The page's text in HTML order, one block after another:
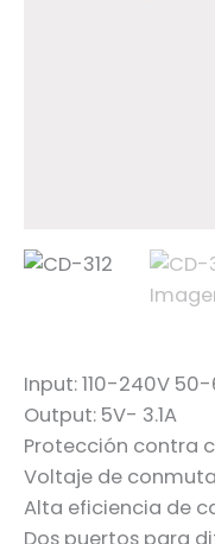
Input: 110-240V 50-
Output: 5V- 3.1A
Protección contra
Voltaje de
Alta eficiencia de